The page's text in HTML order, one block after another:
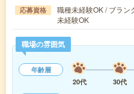
応募資格
職種未経験OK / ブラン
未経験OK
職場の雰囲気
年齢層
20代
30代